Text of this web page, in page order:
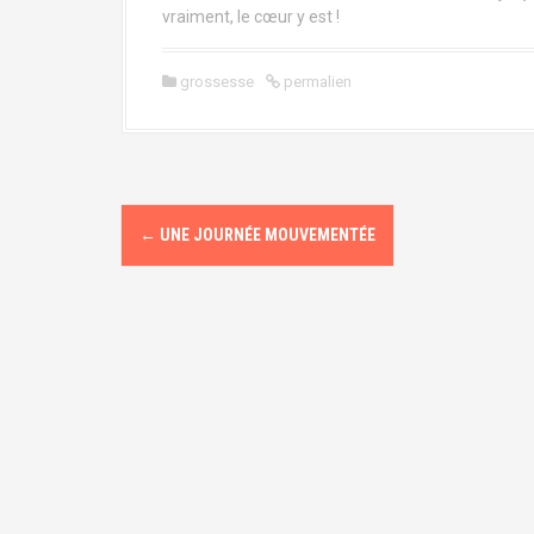
vraiment, le cœur y est !
grossesse permalien
N
a
← UNE JOURNÉE MOUVEMENTÉE